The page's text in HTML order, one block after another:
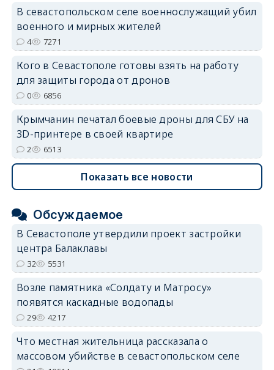
В севастопольском селе военнослужащий убил
военного и мирных жителей
4 7271
Кого в Севастополе готовы взять на работу
для защиты города от дронов
0 6856
Крымчанин печатал боевые дроны для СБУ на
3D-принтере в своей квартире
2 6513
Показать все новости
Обсуждаемое
В Севастополе утвердили проект застройки
центра Балаклавы
32 5531
Возле памятника «Солдату и Матросу»
появятся каскадные водопады
29 4217
Что местная жительница рассказала о
массовом убийстве в севастопольском селе